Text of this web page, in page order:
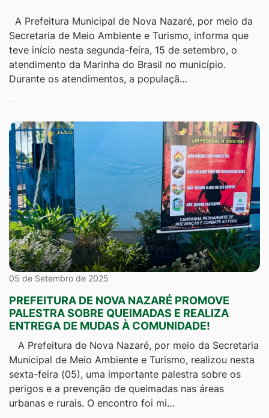
A Prefeitura Municipal de Nova Nazaré, por meio da
Secretaria de Meio Ambiente e Turismo, informa que
teve início nesta segunda-feira, 15 de setembro, o
atendimento da Marinha do Brasil no município.
Durante os atendimentos, a populaçã…
05 de Setembro de 2025
PREFEITURA DE NOVA NAZARÉ PROMOVE
PALESTRA SOBRE QUEIMADAS E REALIZA
ENTREGA DE MUDAS À COMUNIDADE!
A Prefeitura de Nova Nazaré, por meio da Secretaria
Municipal de Meio Ambiente e Turismo, realizou nesta
sexta-feira (05), uma importante palestra sobre os
perigos e a prevenção de queimadas nas áreas
urbanas e rurais. O encontro foi mi…